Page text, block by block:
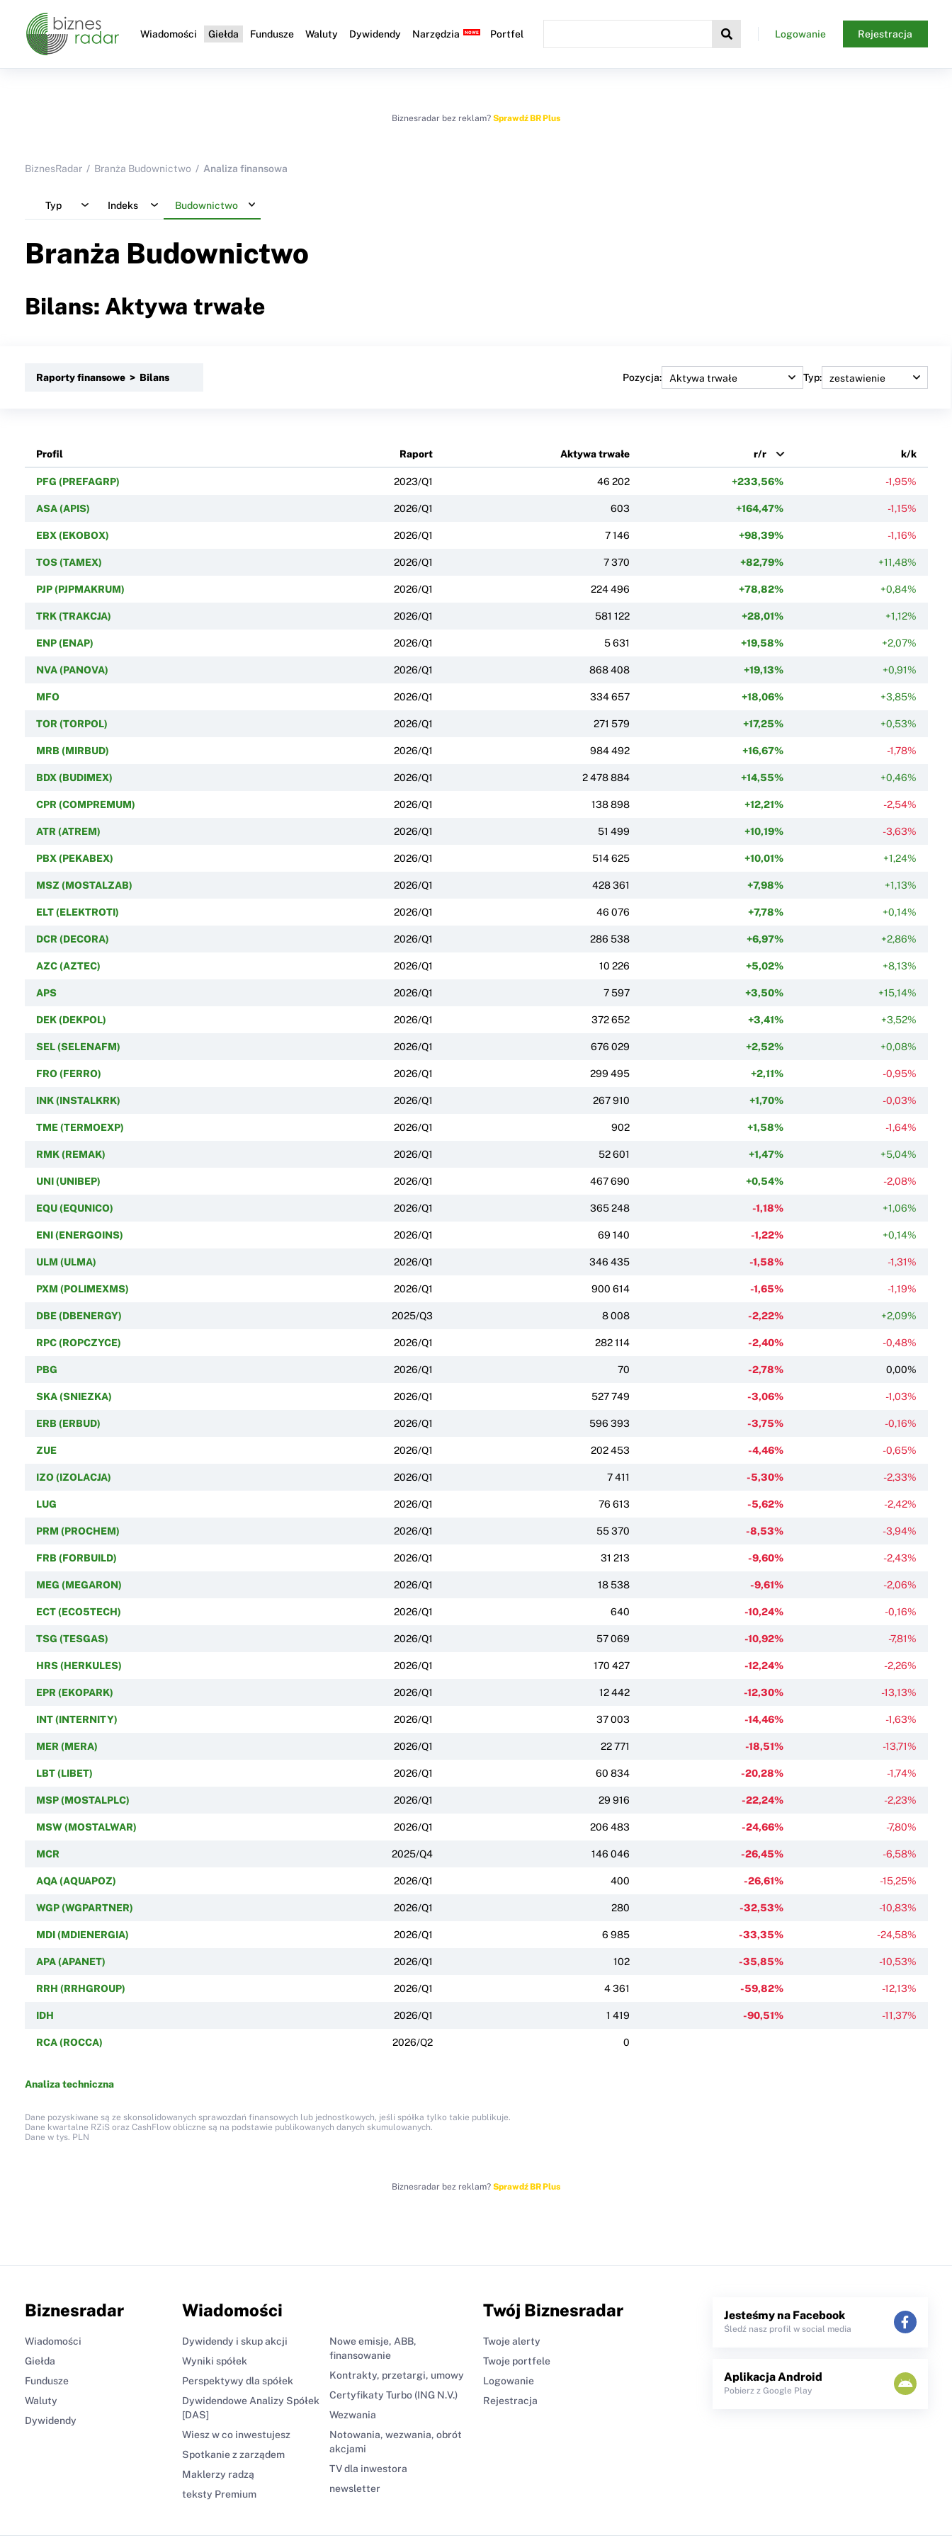
Wiadomości Giełda Fundusze Waluty Dywidendy Narzędzia Portfel Logowanie Rejestracja
Biznesradar bez reklam? Sprawdź BR Plus
BiznesRadar Branża Budownictwo Analiza finansowa
Typ Indeks Budownictwo
Branża Budownictwo
Bilans: Aktywa trwałe
Raporty finansowe > Bilans Pozycja: Typ:
Profil Raport Aktywa trwałe r/r k/k
PFG (PREFAGRP) 2023/Q1 46 202 +233,56% -1,95%
ASA (APIS) 2026/Q1 603 +164,47% -1,15%
EBX (EKOBOX) 2026/Q1 7 146 +98,39% -1,16%
TOS (TAMEX) 2026/Q1 7 370 +82,79% +11,48%
PJP (PJPMAKRUM) 2026/Q1 224 496 +78,82% +0,84%
TRK (TRAKCJA) 2026/Q1 581 122 +28,01% +1,12%
ENP (ENAP) 2026/Q1 5 631 +19,58% +2,07%
NVA (PANOVA) 2026/Q1 868 408 +19,13% +0,91%
MFO 2026/Q1 334 657 +18,06% +3,85%
TOR (TORPOL) 2026/Q1 271 579 +17,25% +0,53%
MRB (MIRBUD) 2026/Q1 984 492 +16,67% -1,78%
BDX (BUDIMEX) 2026/Q1 2 478 884 +14,55% +0,46%
CPR (COMPREMUM) 2026/Q1 138 898 +12,21% -2,54%
ATR (ATREM) 2026/Q1 51 499 +10,19% -3,63%
PBX (PEKABEX) 2026/Q1 514 625 +10,01% +1,24%
MSZ (MOSTALZAB) 2026/Q1 428 361 +7,98% +1,13%
ELT (ELEKTROTI) 2026/Q1 46 076 +7,78% +0,14%
DCR (DECORA) 2026/Q1 286 538 +6,97% +2,86%
AZC (AZTEC) 2026/Q1 10 226 +5,02% +8,13%
APS 2026/Q1 7 597 +3,50% +15,14%
DEK (DEKPOL) 2026/Q1 372 652 +3,41% +3,52%
SEL (SELENAFM) 2026/Q1 676 029 +2,52% +0,08%
FRO (FERRO) 2026/Q1 299 495 +2,11% -0,95%
INK (INSTALKRK) 2026/Q1 267 910 +1,70% -0,03%
TME (TERMOEXP) 2026/Q1 902 +1,58% -1,64%
RMK (REMAK) 2026/Q1 52 601 +1,47% +5,04%
UNI (UNIBEP) 2026/Q1 467 690 +0,54% -2,08%
EQU (EQUNICO) 2026/Q1 365 248 -1,18% +1,06%
ENI (ENERGOINS) 2026/Q1 69 140 -1,22% +0,14%
ULM (ULMA) 2026/Q1 346 435 -1,58% -1,31%
PXM (POLIMEXMS) 2026/Q1 900 614 -1,65% -1,19%
DBE (DBENERGY) 2025/Q3 8 008 -2,22% +2,09%
RPC (ROPCZYCE) 2026/Q1 282 114 -2,40% -0,48%
PBG 2026/Q1 70 -2,78% 0,00%
SKA (SNIEZKA) 2026/Q1 527 749 -3,06% -1,03%
ERB (ERBUD) 2026/Q1 596 393 -3,75% -0,16%
ZUE 2026/Q1 202 453 -4,46% -0,65%
IZO (IZOLACJA) 2026/Q1 7 411 -5,30% -2,33%
LUG 2026/Q1 76 613 -5,62% -2,42%
PRM (PROCHEM) 2026/Q1 55 370 -8,53% -3,94%
FRB (FORBUILD) 2026/Q1 31 213 -9,60% -2,43%
MEG (MEGARON) 2026/Q1 18 538 -9,61% -2,06%
ECT (ECO5TECH) 2026/Q1 640 -10,24% -0,16%
TSG (TESGAS) 2026/Q1 57 069 -10,92% -7,81%
HRS (HERKULES) 2026/Q1 170 427 -12,24% -2,26%
EPR (EKOPARK) 2026/Q1 12 442 -12,30% -13,13%
INT (INTERNITY) 2026/Q1 37 003 -14,46% -1,63%
MER (MERA) 2026/Q1 22 771 -18,51% -13,71%
LBT (LIBET) 2026/Q1 60 834 -20,28% -1,74%
MSP (MOSTALPLC) 2026/Q1 29 916 -22,24% -2,23%
MSW (MOSTALWAR) 2026/Q1 206 483 -24,66% -7,80%
MCR 2025/Q4 146 046 -26,45% -6,58%
AQA (AQUAPOZ) 2026/Q1 400 -26,61% -15,25%
WGP (WGPARTNER) 2026/Q1 280 -32,53% -10,83%
MDI (MDIENERGIA) 2026/Q1 6 985 -33,35% -24,58%
APA (APANET) 2026/Q1 102 -35,85% -10,53%
RRH (RRHGROUP) 2026/Q1 4 361 -59,82% -12,13%
IDH 2026/Q1 1 419 -90,51% -11,37%
RCA (ROCCA) 2026/Q2 0
Analiza techniczna
Dane pozyskiwane są ze skonsolidowanych sprawozdań finansowych lub jednostkowych, jeśli spółka tylko takie publikuje.
Dane kwartalne RZiS oraz CashFlow obliczne są na podstawie publikowanych danych skumulowanych.
Dane w tys. PLN
Biznesradar bez reklam? Sprawdź BR Plus
Biznesradar
Wiadomości
Giełda
Fundusze
Waluty
Dywidendy
Wiadomości
Dywidendy i skup akcji
Wyniki spółek
Perspektywy dla spółek
Dywidendowe Analizy Spółek
[DAS]
Wiesz w co inwestujesz
Spotkanie z zarządem
Maklerzy radzą
teksty Premium
Nowe emisje, ABB,
finansowanie
Kontrakty, przetargi, umowy
Certyfikaty Turbo (ING N.V.)
Wezwania
Notowania, wezwania, obrót
akcjami
TV dla inwestora
newsletter
Twój Biznesradar
Twoje alerty
Twoje portfele
Logowanie
Rejestracja
Jesteśmy na Facebook
Śledź nasz profil w social media
Aplikacja Android
Pobierz z Google Play